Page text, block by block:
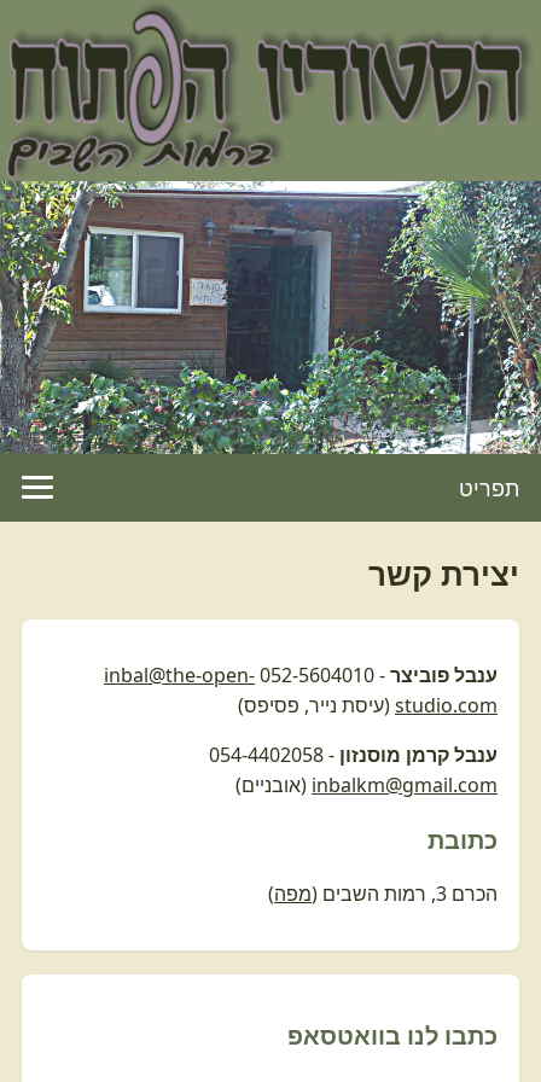
תפריט
דף הבית
קצת עלינו
סדנאות הסטודיו הפתוח
שעות פעילות
גלריית תמונות
יצירת קשר
ענבל פוביצר- 052-5604010
inbal@the-open-
studio.com(עיסת נייר, פסיפס)
ענבל קרמן מוסנזון - 054-4402058
inbalkm@gmail.com (אובניים)
כתובת
הכרם 3, רמות השבים ( מפה)
כתבו לנו בוואטסאפ